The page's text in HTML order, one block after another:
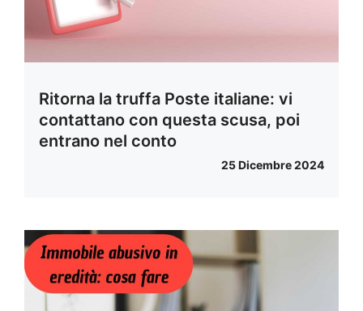
Ritorna la truffa Poste italiane: vi
contattano con questa scusa, poi
entrano nel conto
25 Dicembre 2024